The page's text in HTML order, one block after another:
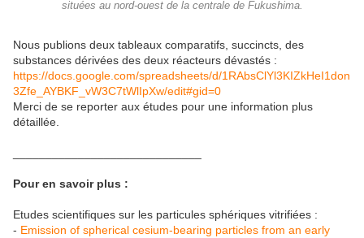
situées au nord-ouest de la centrale de Fukushima.
Nous publions deux tableaux comparatifs, succincts, des
substances dérivées des deux réacteurs dévastés :
https://docs.google.com/spreadsheets/d/1RAbsClYl3KIZkHeI1don
3Zfe_AYBKF_vW3C7tWlIpXw/edit#gid=0
Merci de se reporter aux études pour une information plus
détaillée.
Pour en savoir plus :
Etudes scientifiques sur les particules sphériques vitrifiées :
- Emission of spherical cesium-bearing particles from an early